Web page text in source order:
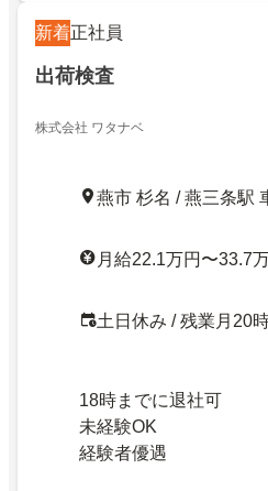
新着正社員
出荷検査
株式会社 ワタナベ
燕市 杉名 / 燕三条駅
月給22.1万円〜33.7
土日休み / 残業月20
18時までに退社可
未経験OK
経験者優遇